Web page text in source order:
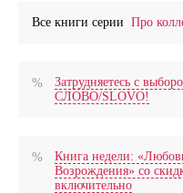
Все книги серии Про
Затрудняетесь с
СЛОВО/SLOVO!
Книга недели:
Возрождения» со
включительно